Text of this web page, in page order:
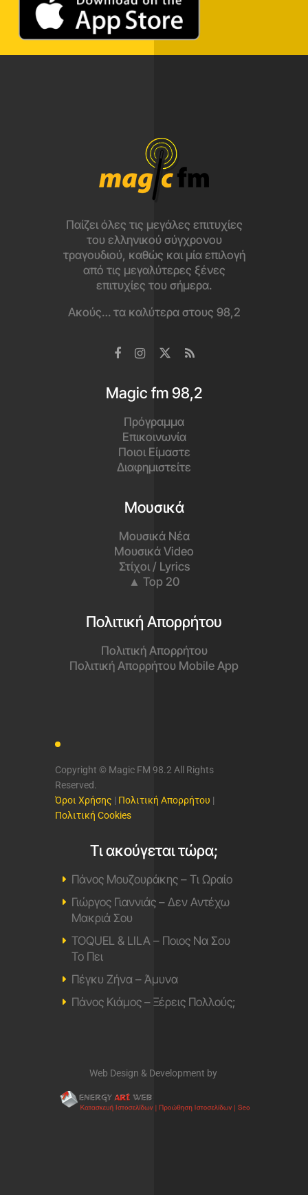
Παίζει όλες τις μεγάλες επιτυχίες
του ελληνικού σύγχρονου
τραγουδιού, καθώς και μία επιλογή
από τις μεγαλύτερες ξένες
επιτυχίες του σήμερα.
Ακούς… τα καλύτερα στους 98,2
Magic fm 98,2
Πρόγραμμα
Επικοινωνία
Ποιοι Είμαστε
Διαφημιστείτε
Μουσικά
Μουσικά Νέα
Μουσικά Video
Στίχοι / Lyrics
▲ Top 20
Πολιτική Απορρήτου
Πολιτική Απορρήτου
Πολιτική Απορρήτου Mobile App
Copyright © Magic FM 98.2 All Rights
Reserved.
Όροι Χρήσης | Πολιτική Απορρήτου |
Πολιτική Cookies
Τι ακούγεται τώρα;
Πάνος Μουζουράκης – Τι Ωραίο
Γιώργος Γιαννιάς – Δεν Αντέχω
Μακριά Σου
TOQUEL & LILA – Ποιος Να Σου
Το Πει
Πέγκυ Ζήνα – Άμυνα
Πάνος Κιάμος – Ξέρεις Πολλούς;
Web Design & Development by